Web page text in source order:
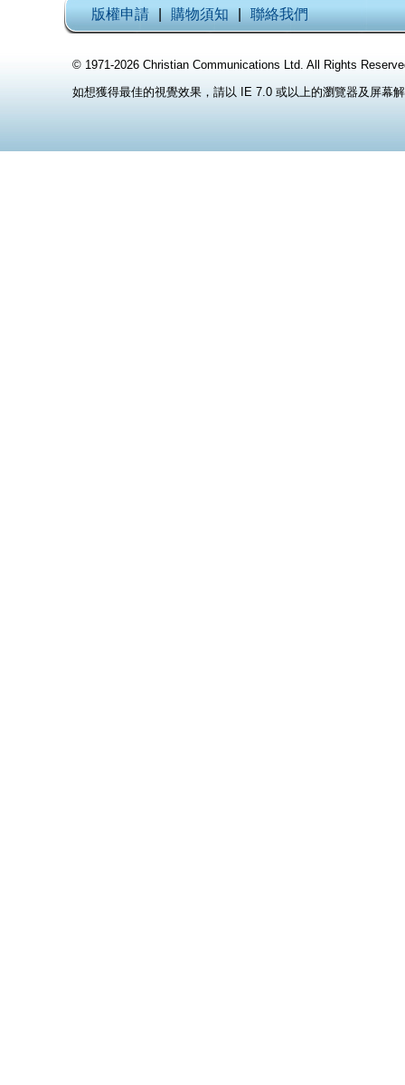
版權申請 購物須知 聯絡我們
© 1971-2026 Christian Communications Ltd. All Rights
如想獲得最佳的視覺效果，請以 IE 7.0 或以上的瀏覽器及屏幕